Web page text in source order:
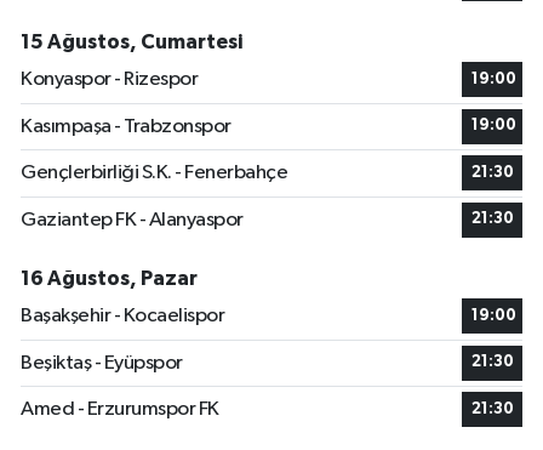
15 Ağustos, Cumartesi
Konyaspor - Rizespor
19:00
Kasımpaşa - Trabzonspor 19:00
Gençlerbirliği S.K. - Fenerbahçe 21:30
Gaziantep FK - Alanyaspor 21:30
16 Ağustos, Pazar
Başakşehir - Kocaelispor
19:00
Beşiktaş - Eyüpspor 21:30
Amed - Erzurumspor FK 21:30